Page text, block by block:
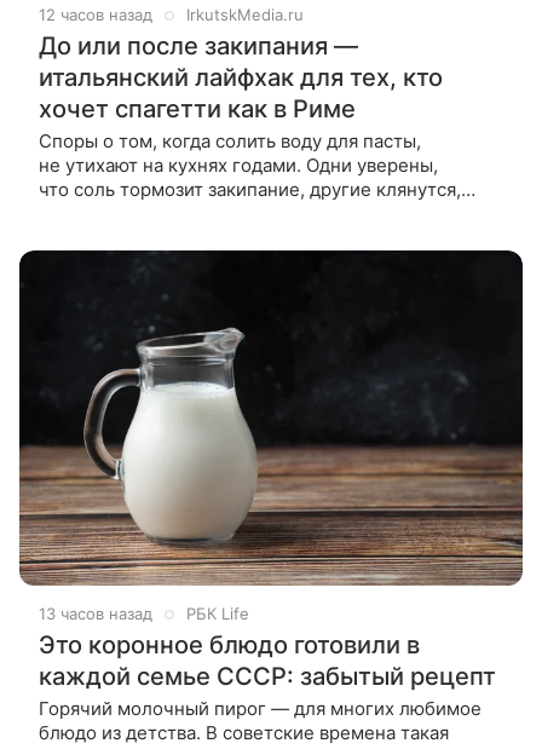
12 часов назад IrkutskMedia.ru
До или после закипания —
итальянский лайфхак для тех, кто
хочет спагетти как в Риме
Споры о том, когда солить воду для пасты,
не утихают на кухнях годами. Одни уверены,
что соль тормозит закипание, другие клянутся,
13 часов назад РБК Life
Это коронное блюдо готовили в
каждой семье СССР: забытый рецепт
Горячий молочный пирог — для многих любимое
блюдо из детства. В советские времена такая